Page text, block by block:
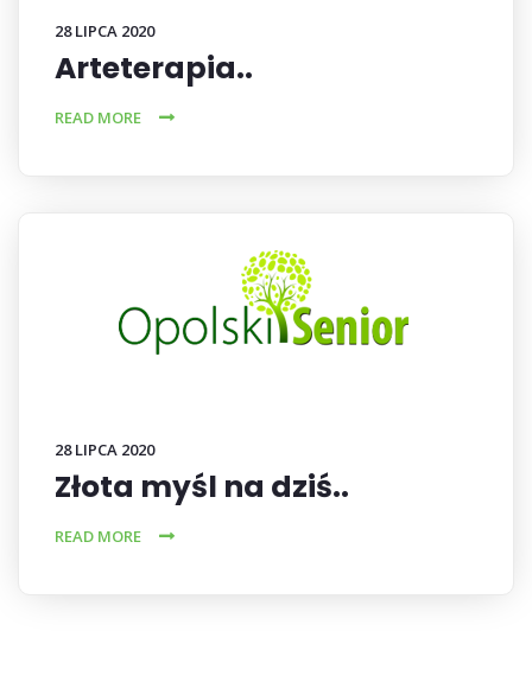
28 LIPCA 2020
Arteterapia..
READ MORE
28 LIPCA 2020
Złota myśl na dziś..
READ MORE